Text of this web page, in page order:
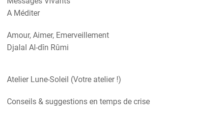
A Méditer
Amour, Aimer, Emerveillement
Djalal Al-dîn Rûmi
Atelier Lune-Soleil (Votre atelier !)
Conseils & suggestions en temps de crise